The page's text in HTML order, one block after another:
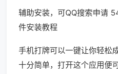
辅助安装，可QQ搜索申请
件安装教程
手机打牌可以一键让你轻松
十分简单，打开这个应用便